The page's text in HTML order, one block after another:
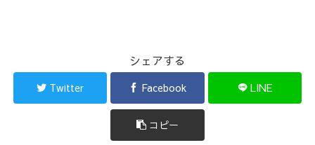
シェアする
Twitter Facebook LINE
コピー